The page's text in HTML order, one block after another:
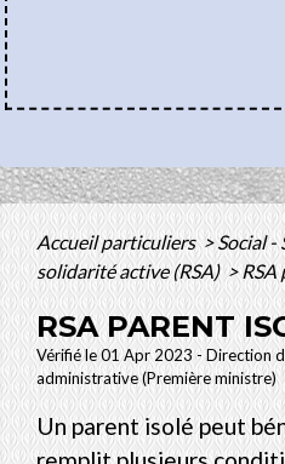
Accueil particuliers>Social -
solidarité active (RSA) > RSA
RSA PARENT
Vérifié le 01 Apr 2023 - Direction
administrative (Première ministre)
Un parent isolé peut